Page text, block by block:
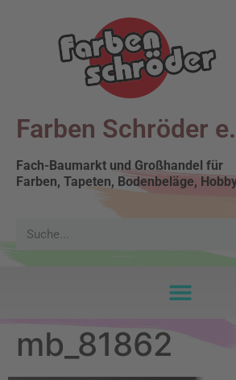
Farben Schröder
Fach-Baumarkt und Großhandel für
Farben, Tapeten, Bodenbeläge,
mb_81862